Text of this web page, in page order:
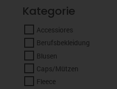
Kategorie
Accessiores
Berufsbekleidung
Blusen
Caps/Mützen
Fleece